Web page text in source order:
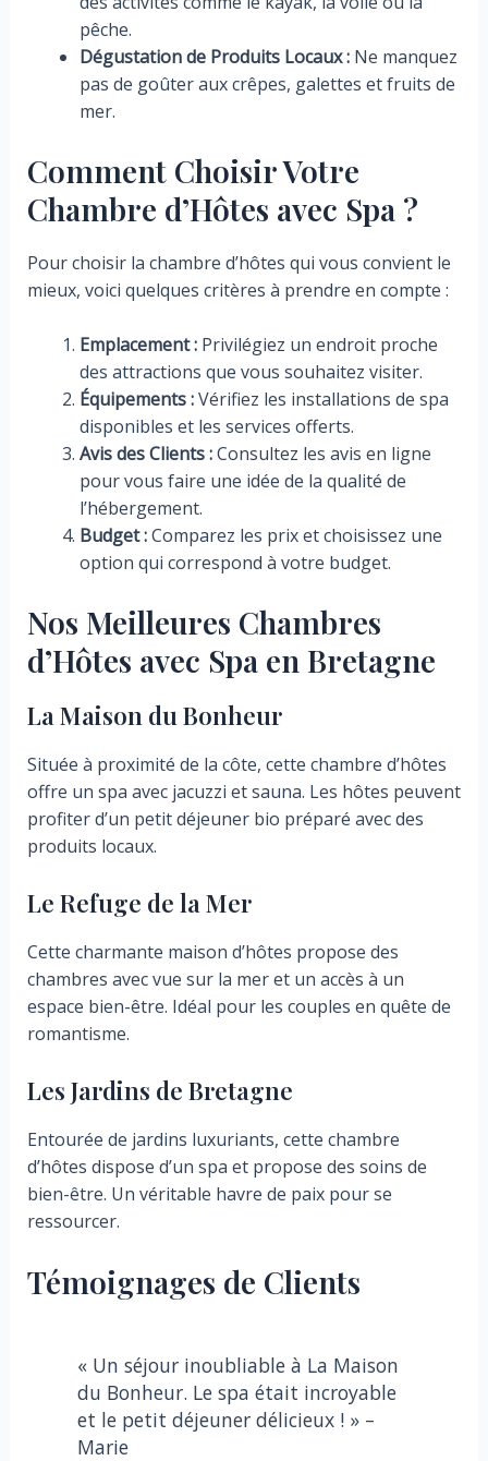
pêche.
Dégustation de Produits Locaux :Ne manquez
pas de goûter aux crêpes, galettes et fruits de
mer.
Comment Choisir Votre
Chambre d’Hôtes avec Spa ?
Pour choisir la chambre d’hôtes qui vous convient le
mieux, voici quelques critères à prendre en compte :
Emplacement :Privilégiez un endroit proche
des attractions que vous souhaitez visiter.
Équipements :Vérifiez les installations de spa
disponibles et les services offerts.
Avis des Clients :Consultez les avis en ligne
pour vous faire une idée de la qualité de
l’hébergement.
Budget :Comparez les prix et choisissez une
option qui correspond à votre budget.
Nos Meilleures Chambres
d’Hôtes avec Spa en Bretagne
La Maison du Bonheur
Située à proximité de la côte, cette chambre d’hôtes
offre un spa avec jacuzzi et sauna. Les hôtes peuvent
profiter d’un petit déjeuner bio préparé avec des
produits locaux.
Le Refuge de la Mer
Cette charmante maison d’hôtes propose des
chambres avec vue sur la mer et un accès à un
espace bien-être. Idéal pour les couples en quête de
romantisme.
Les Jardins de Bretagne
Entourée de jardins luxuriants, cette chambre
d’hôtes dispose d’un spa et propose des soins de
bien-être. Un véritable havre de paix pour se
ressourcer.
Témoignages de Clients
« Un séjour inoubliable à La Maison
du Bonheur. Le spa était incroyable
et le petit déjeuner délicieux ! » –
Marie